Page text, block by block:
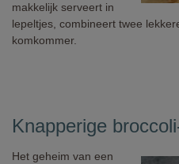
makkelijk serveert in
lepeltjes, combineert twee
komkommer.
Knapperige
Het geheim van een